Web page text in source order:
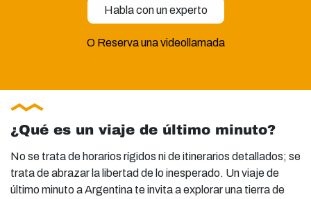
Habla con un experto
O Reserva una videollamada
¿Qué es un viaje de último minuto?
No se trata de horarios rígidos ni de itinerarios detallados; se
trata de abrazar la libertad de lo inesperado. Un viaje de
último minuto a Argentina te invita a explorar una tierra de